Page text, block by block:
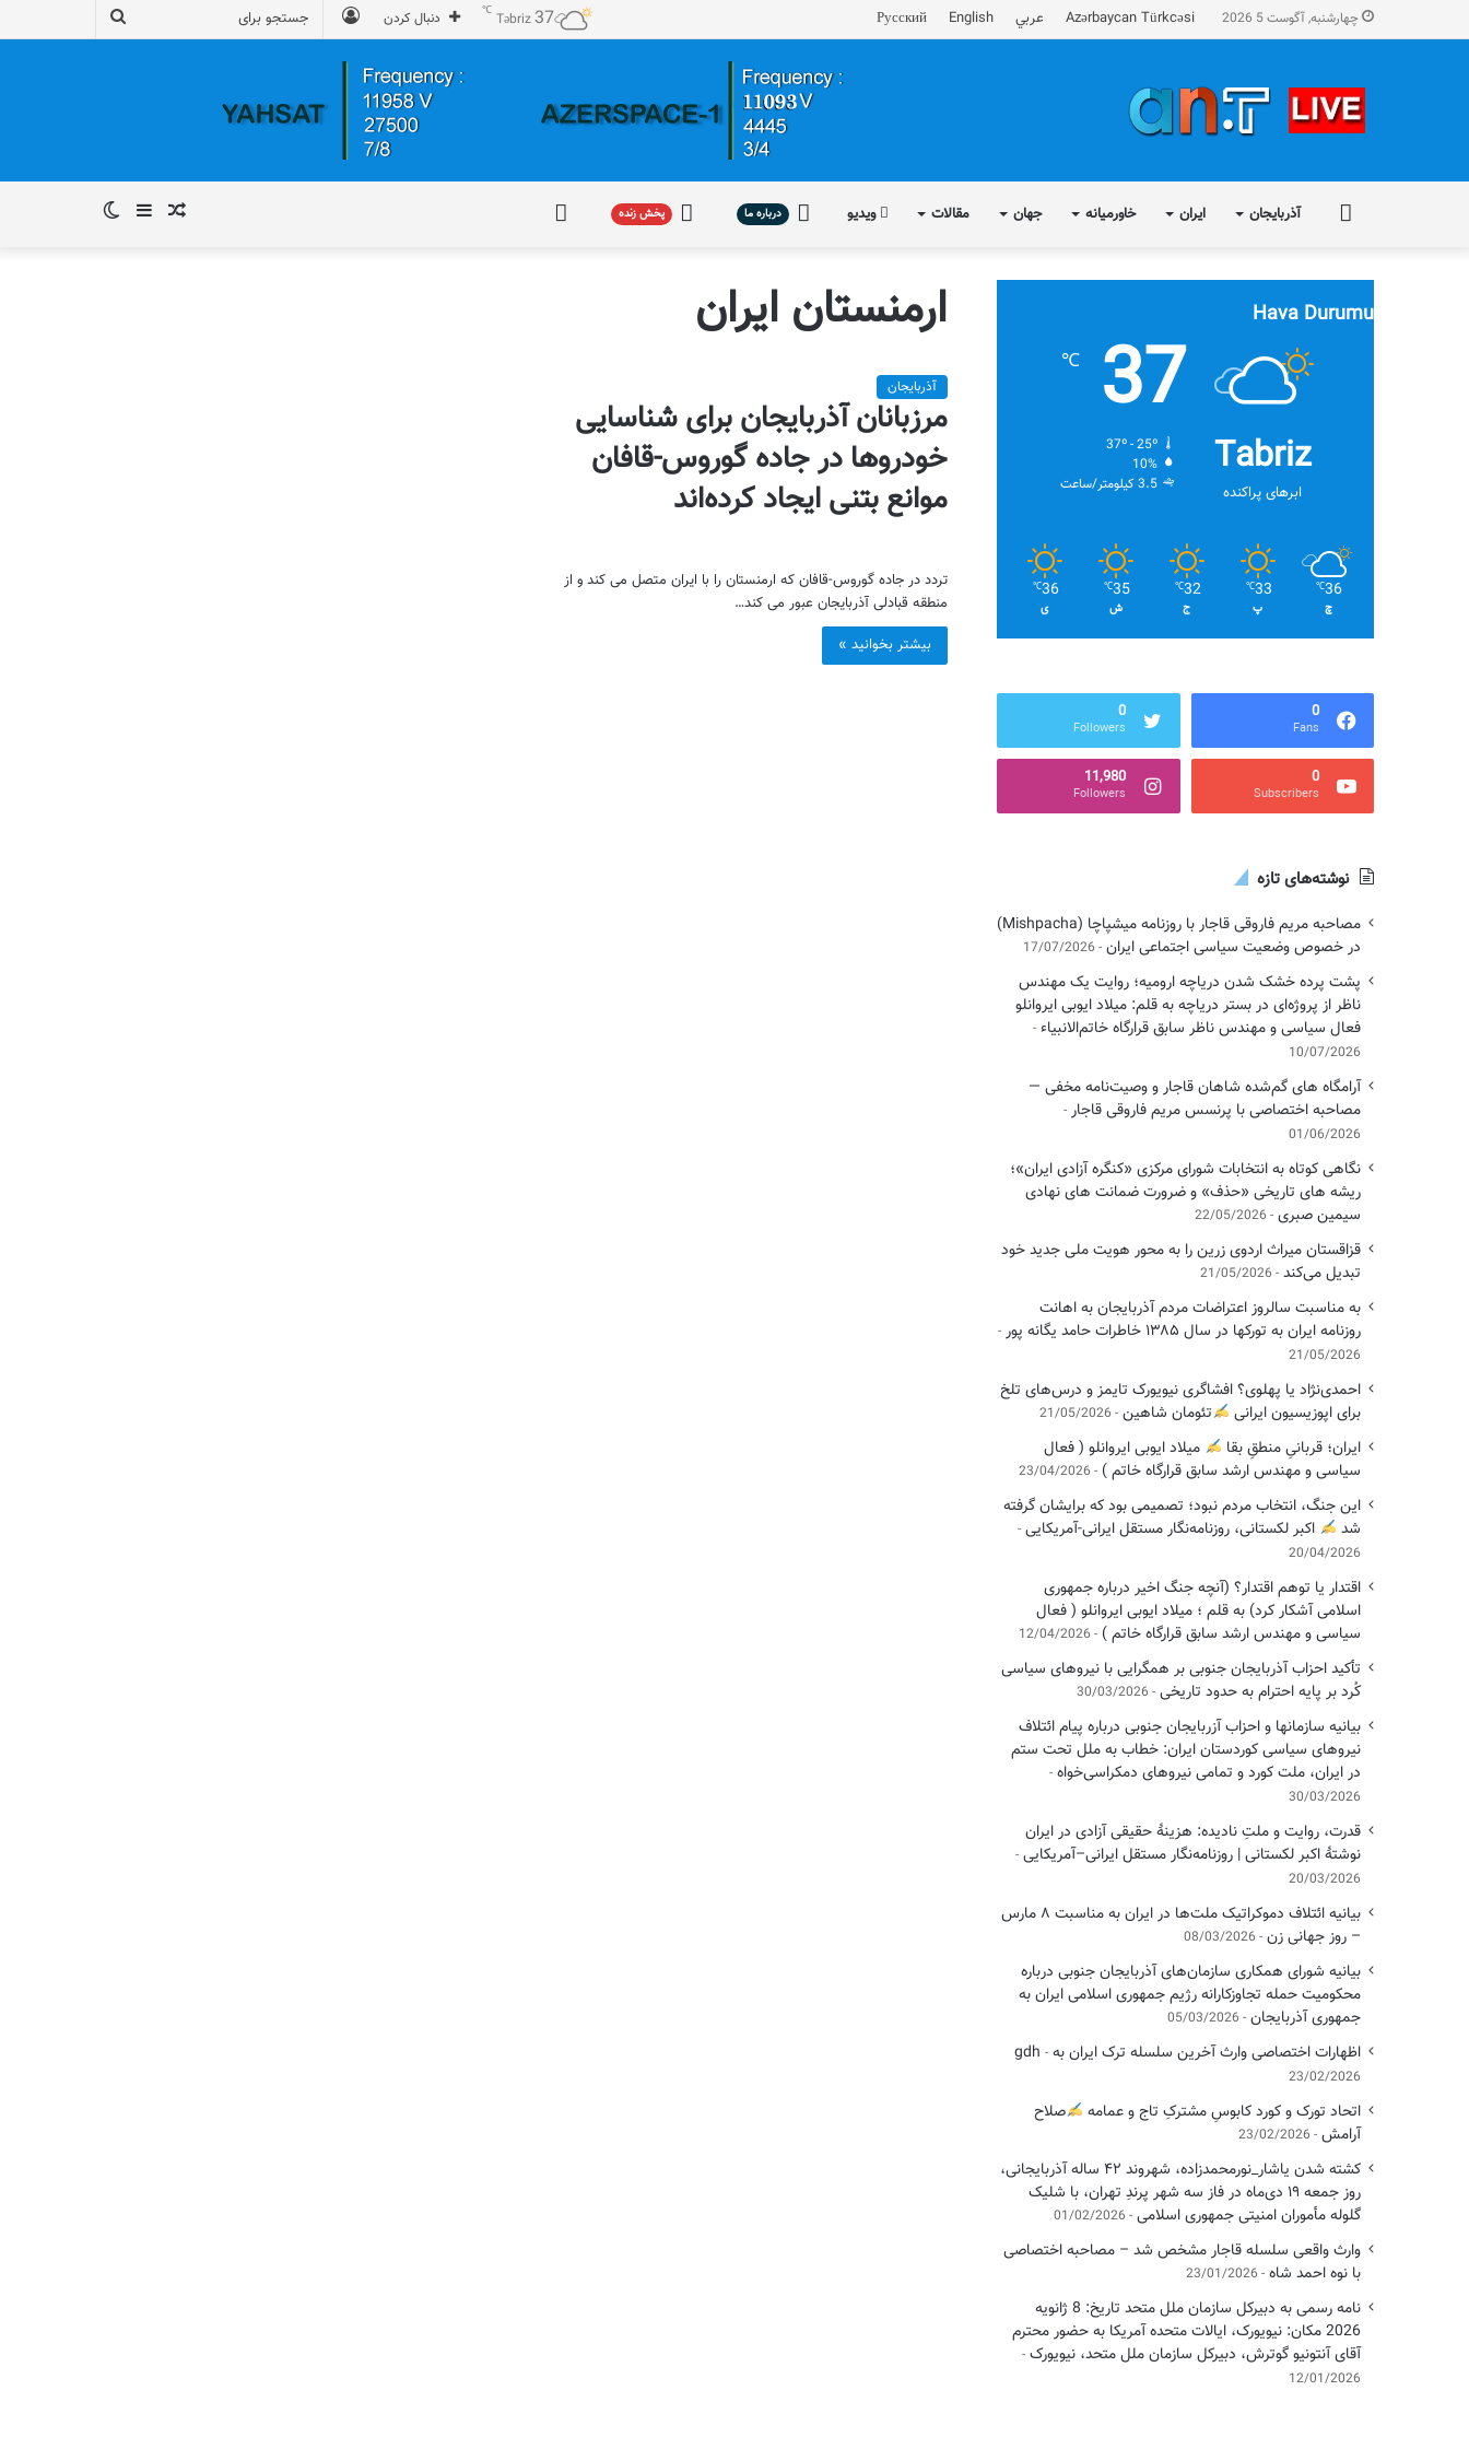
چهارشنبه, آگوست 5 2026 Azərbaycan Türkcəsi عربي English
Русский دنبال کردن Təbriz37
℃
آذربایجان ایران خاورمیانه جهان مقالات ویدیو درباره
درباره ما پخش
پخش زنده سایدبار نوشته
ارمنستان ایران
آذربایجان
مرزبانان آذربایجان برای شناسایی
خودروها در جاده گوروس-قافان
موانع بتنی ایجاد کرده‌اند
تردد در جاده گوروس-قافان که ارمنستان را با ایران متصل می کند و از
منطقه قبادلی آذربایجان عبور می کند…
بیشتر بخوانید »
Hava Durumu
Tabriz
ابرهای پراکنده
37
℃
37º - 25º
10%
3.5 کیلومتر/ساعت
36
℃
چ
33
℃
پ
32
℃
ج
35
℃
ش
36
℃
ی
0
Fans
0
Followers
0
Subscribers
11,980
Followers
نوشته‌های تازه
مصاحبه مریم فاروقی قاجار با روزنامه میشپاچا (Mishpacha)
در خصوص وضعیت سیاسی اجتماعی ایران 17/07/2026
پشت پرده خشک شدن دریاچه ارومیه؛ روایت یک مهندس
ناظر از پروژه‌ای در بستر دریاچه به قلم: میلاد ایوبی ایروانلو
فعال سیاسی و مهندس ناظر سابق قرارگاه خاتم‌الانبیاء
10/07/2026
آرامگاه های گم‌شده شاهان قاجار و وصیت‌نامه مخفی —
مصاحبه اختصاصی با پرنسس مریم فاروقی قاجار
01/06/2026
نگاهی کوتاه به انتخابات شورای مرکزی «کنگره آزادی ایران»؛
ریشه های تاریخی «حذف» و ضرورت ضمانت های نهادی
سیمین صبری 22/05/2026
قزاقستان میراث اردوی زرین را به محور هویت ملی جدید خود
تبدیل می‌کند 21/05/2026
به مناسبت سالروز اعتراضات مردم آذربایجان به اهانت
روزنامه ایران به تورکها در سال ۱۳۸۵ خاطرات حامد یگانه پور
21/05/2026
احمدی‌نژاد یا پهلوی؟ افشاگری نیویورک تایمز و درس‌های تلخ
برای اپوزیسیون ایرانی
تئومان شاهین 21/05/2026
ایران؛ قربانیِ منطقِ بقا
میلاد ایوبی ایروانلو ( فعال
سیاسی ‌و مهندس ارشد سابق قرارگاه خاتم ) 23/04/2026
این جنگ، انتخاب مردم نبود؛ تصمیمی بود که برایشان گرفته
شد
اکبر لکستانی، روزنامه‌نگار مستقل ایرانی-آمریکایی
20/04/2026
اقتدار یا توهم اقتدار؟ (آنچه جنگ اخیر درباره جمهوری
اسلامی آشکار کرد) به قلم ؛ میلاد ایوبی ایروانلو ( فعال
سیاسی و مهندس ارشد سابق قرارگاه خاتم ) 12/04/2026
تأکید احزاب آذربایجان جنوبی بر همگرایی با نیروهای سیاسی
کُرد بر پایه احترام به حدود تاریخی 30/03/2026
بیانیه سازمانها و احزاب آزربایجان جنوبی درباره پیام ائتلاف
نیروهای سیاسی کوردستان ایران: خطاب به ملل تحت ستم
در ایران، ملت کورد و تمامی نیروهای دمکراسی‌خواه
30/03/2026
قدرت، روایت و ملتِ نادیده: هزینهٔ حقیقی آزادی در ایران
نوشتهٔ اکبر لکستانی | روزنامه‌نگار مستقل ایرانی–آمریکایی
20/03/2026
بیانیه ائتلاف دموکراتیک ملت‌ها در ایران به مناسبت ۸ مارس
– روز جهانی زن 08/03/2026
بیانیه شورای همکاری سازمان‌های آذربایجان جنوبی درباره
محکومیت حمله تجاوزکارانه رژیم جمهوری اسلامی ایران به
جمهوری آذربایجان 05/03/2026
اظهارات اختصاصی وارث آخرین سلسله ترک ایران به gdh
23/02/2026
اتحاد تورک و کورد کابوسِ مشترکِ تاج و عمامه
​صلاح
آرامش 23/02/2026
کشته شدن یاشار_نورمحمدزاده، شهروند ۴۲ ساله آذربایجانی،
روز جمعه ۱۹ دی‌ماه در فاز سه شهر پرندِ تهران، با شلیک
گلوله مأموران امنیتی جمهوری اسلامی 01/02/2026
وارث واقعی سلسله قاجار مشخص شد – مصاحبه اختصاصی
با نوه احمد شاه 23/01/2026
نامه رسمی به دبیرکل سازمان ملل متحد تاریخ: 8 ژانویه
2026 مکان: نیویورک، ایالات متحده آمریکا به حضور محترم
آقای آنتونیو گوترش، دبیرکل سازمان ملل متحد، نیویورک
12/01/2026